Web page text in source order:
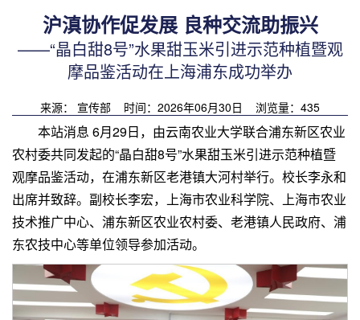
沪滇协作促发展 良种交流助振兴
——“晶白甜8号”水果甜玉米引进示范种植暨观
摩品鉴活动在上海浦东成功举办
来源： 宣传部 时间：2026年06月30日 浏览量： 435
本站消息 6月29日，由云南农业大学联合浦东新区农业
农村委共同发起的“晶白甜8号”水果甜玉米引进示范种植暨
观摩品鉴活动，在浦东新区老港镇大河村举行。校长李永和
出席并致辞。副校长李宏，上海市农业科学院、上海市农业
技术推广中心、浦东新区农业农村委、老港镇人民政府、浦
东农技中心等单位领导参加活动。